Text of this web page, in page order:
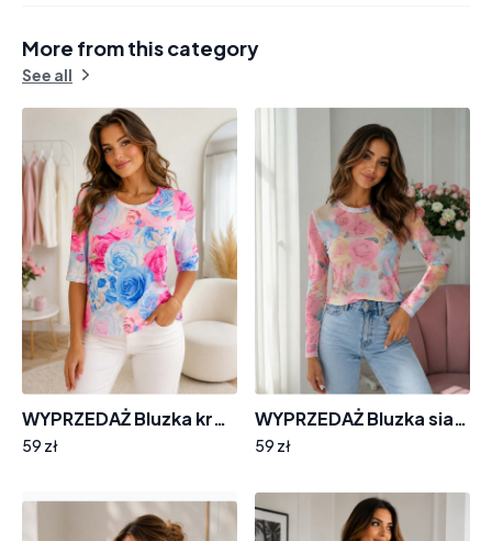
More from this category
See all
WYPRZEDAŻ Bluzka krótki rękaw EMG KS255 w różowo- błękitne kwiaty
59 zł
WYPRZEDAŻ Bluzka siatka EMG w kwiaty KS974 rozmiar 42
59 zł